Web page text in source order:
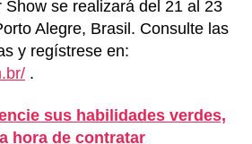
Show se realizará del 21 al 23
Alegre, Brasil. Consulte las
y regístrese en:
.
sus habilidades verdes,
hora de contratar